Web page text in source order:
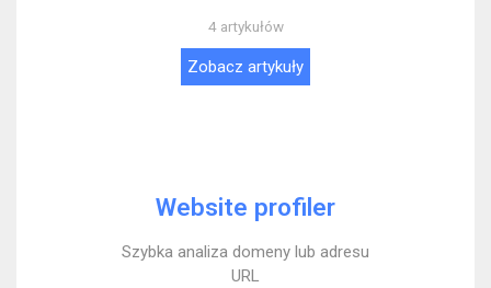
4 artykułów
Zobacz artykuły
Website profiler
Szybka analiza domeny lub adresu
URL